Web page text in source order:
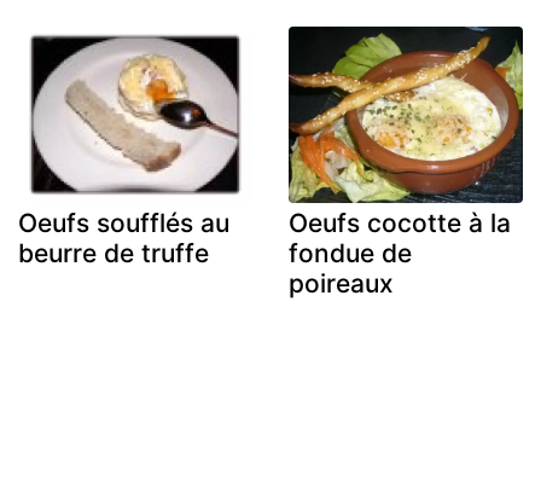
Oeufs soufflés au
beurre de truffe
Oeufs cocotte à la
fondue de
poireaux